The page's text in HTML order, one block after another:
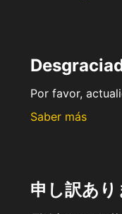
Por favor,
Saber más
申し訳あ